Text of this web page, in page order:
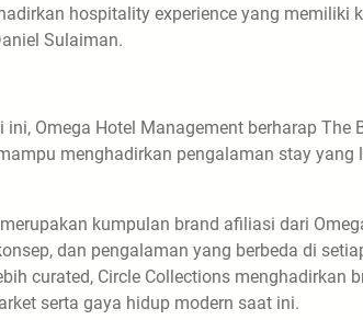
hospitality experience yang memiliki
Sulaiman.
ini, Omega Hotel Management berharap
menghadirkan pengalaman stay
merupakan kumpulan brand afiliasi dari
dan pengalaman yang berbeda di
curated, Circle Collections menghadirkan
serta gaya hidup modern saat ini.